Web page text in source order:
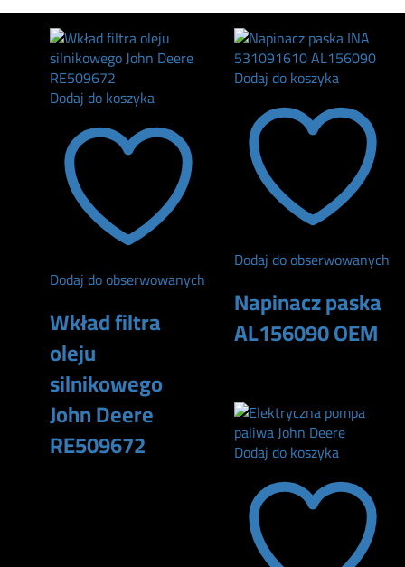
Dodaj do koszyka
Dodaj do obserwowanych
Wkład filtra
oleju
silnikowego
John Deere
RE509672
Dodaj do koszyka
Dodaj do obserwowanych
Napinacz paska
AL156090 OEM
Dodaj do koszyka